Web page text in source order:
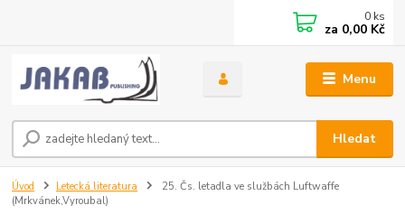
Menu
Hledat
0 ks
za 0,00 Kč
Úvod Letecká literatura
25. Čs. letadla ve službách Luftwaffe
(Mrkvánek,Vyroubal)